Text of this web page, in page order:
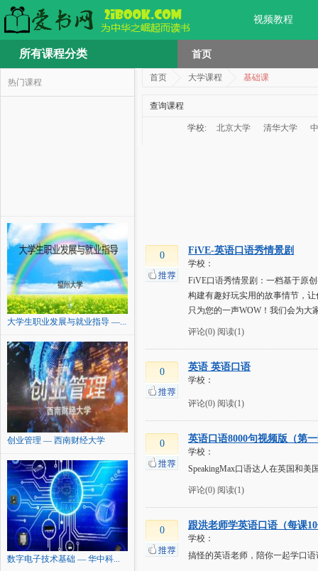
视频教程
所有课程分类 首页
热门课程
大学生职业发展与就业指导 —...
创业管理 — 西南财经大学
数字电子技术基础 — 华中科...
首页 大学课程 基础课
查询课程
学校: 北京大学 清华大学
0 FiVE-英语口语秀情景剧
学校：
FiVE口语秀情景剧：一档基于原
构建有趣好玩实用的故事情节，
只为您的一声WOW！我们会为大
评论(0) 阅读(1)
0 英语 英语口语
学校：
评论(0) 阅读(1)
0 英语口语8000句视频版（第
学校：
SpeakingMax口语达人在英国和
评论(0) 阅读(1)
0 跟洪老师学英语口语（每课
学校：
搞怪的英语老师，陪你一起学口语